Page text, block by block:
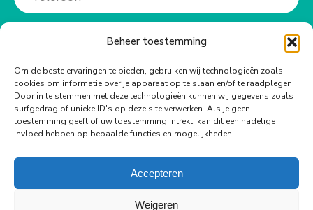
Beheer toestemming
Om de beste ervaringen te bieden, gebruiken wij technologieën zoals
cookies om informatie over je apparaat op te slaan en/of te raadplegen.
Door in te stemmen met deze technologieën kunnen wij gegevens zoals
surfgedrag of unieke ID's op deze site verwerken. Als je geen
toestemming geeft of uw toestemming intrekt, kan dit een nadelige
invloed hebben op bepaalde functies en mogelijkheden.
Accepteren
Weigeren
Meer info?
Bel ons op:
+31 (0)73-6990940